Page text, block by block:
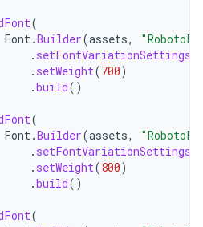
(
Font.Builder(assets,
. setFontVariationSettings
. setWeight(700)
.build()
(
Font.Builder(assets,
. setFontVariationSettings
. setWeight(800)
.build()
(